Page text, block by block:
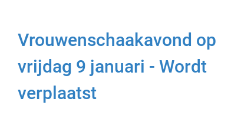
Vrouwenschaakavond op
vrijdag 9 januari - Wordt
verplaatst